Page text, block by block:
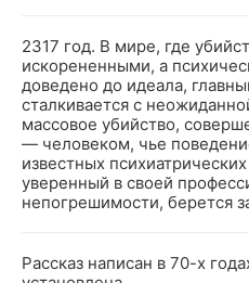
2317 год. В мире, где
искорененными, а
доведено до идеала,
сталкивается с
массовое убийство,
— человеком, чье
известных
уверенный в своей
непогрешимости, берется
Рассказ написан в 70-х